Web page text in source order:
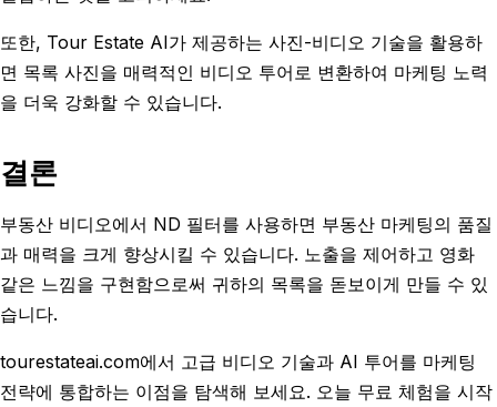
또한, Tour Estate AI가 제공하는 사진-비디오 기술을 활용하
면 목록 사진을 매력적인 비디오 투어로 변환하여 마케팅 노력
을 더욱 강화할 수 있습니다.
결론
부동산 비디오에서 ND 필터를 사용하면 부동산 마케팅의 품질
과 매력을 크게 향상시킬 수 있습니다. 노출을 제어하고 영화
같은 느낌을 구현함으로써 귀하의 목록을 돋보이게 만들 수 있
습니다.
tourestateai.com에서 고급 비디오 기술과 AI 투어를 마케팅
전략에 통합하는 이점을 탐색해 보세요. 오늘 무료 체험을 시작